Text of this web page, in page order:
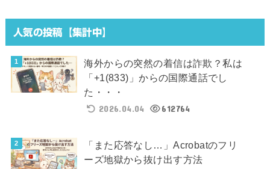
人気の投稿【集計中】
海外からの突然の着信は詐欺？私は
「+1(833)」からの国際通話でし
た・・・
2026.04.04
612764
「また応答なし…」Acrobatのフリ
ーズ地獄から抜け出す方法